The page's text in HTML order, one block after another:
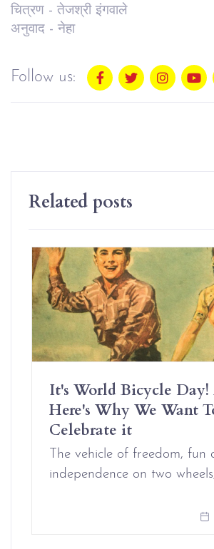
चित्रण - तेजश्री इंगवाले
अनुवाद - नेहा
Follow us:
Related posts
It's World Bicycle Day!
Here's Why We Want
Celebrate it
The vehicle of freedom, fun
independence on two